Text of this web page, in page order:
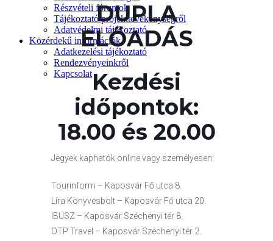
Részvételi fórumok
Tájékoztató projekttevékenységről
Adatvédelmi tájékoztató
Közérdekű információk
Adatkezelési tájékoztató
Rendezvényeinkről
Kapcsolat
DUPLA
ELŐADÁS
Kezdési
időpontok:
18.00 és 20.00
Jegyek kaphatók online vagy személyesen:
Tourinform – Kaposvár Fő utca 8.
Líra Könyvesbolt – Kaposvár Fő utca 20.
IBUSZ – Kaposvár Széchenyi tér 8.
OTP Travel – Kaposvár Széchenyi tér 2.